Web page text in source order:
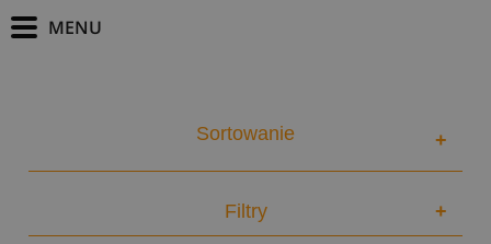
Sortowanie +
Filtry +